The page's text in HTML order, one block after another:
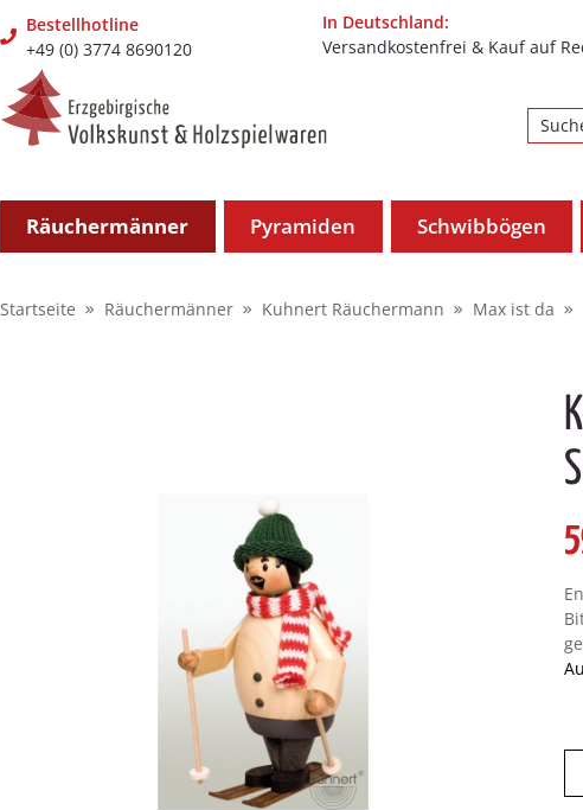
Bestellhotline
+49 (0) 3774 8690120
In Deutschland:
Versandkostenfrei & Kauf auf
Räuchermänner Pyramiden Schwibbögen
Startseite Räuchermänner Kuhnert Räuchermann Max ist da